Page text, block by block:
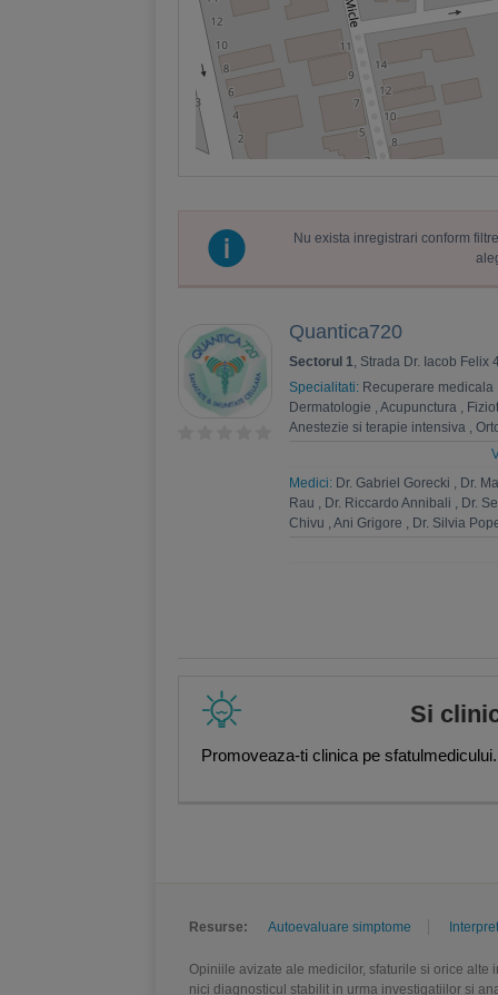
Nu exista inregistrari conform
Quantica720
Sectorul 1, Strada Dr. Iacob Felix
Specialitati: Recuperare medicala
Dermatologie , Acupunctura ,
Anestezie si terapie intensiva ,
Genetica, Apifitoterapie,
Medici: Dr. Gabriel Gorecki , Dr.
Rau , Dr. Riccardo Annibali , Dr.
Chivu , Ani Grigore , Dr. Silvia
Si
Promoveaza-ti clinica pe
Resurse: Autoevaluare simptome
Opiniile avizate ale medicilor, sfaturile si orice
nici diagnosticul stabilit in urma investigatiilor si